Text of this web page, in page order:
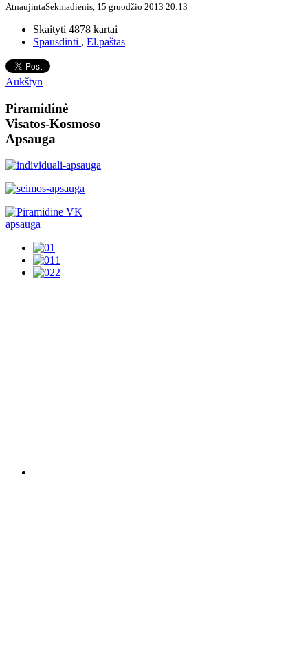
AtnaujintaSekmadienis, 15 gruodžio 2013 20:13
Skaityti 4878 kartai
Spausdinti , El.paštas
Aukštyn
Piramidinė
Visatos-Kosmoso
Apsauga